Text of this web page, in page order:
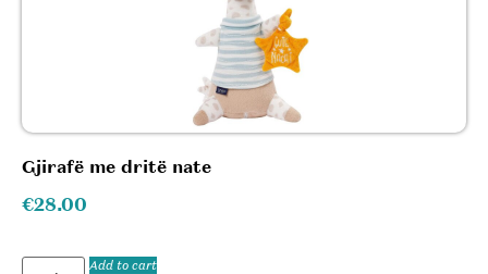
Gjirafë me dritë nate
€28.00
Add to cart